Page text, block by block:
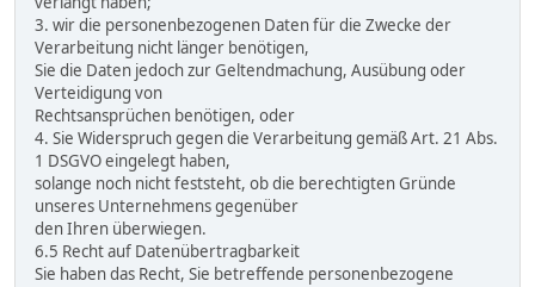
3. wir die personenbezogenen Daten für die Zwecke der
Verarbeitung nicht länger benötigen,
Sie die Daten jedoch zur Geltendmachung, Ausübung oder
Verteidigung von
Rechtsansprüchen benötigen, oder
4. Sie Widerspruch gegen die Verarbeitung gemäß Art. 21 Abs.
1 DSGVO eingelegt haben,
solange noch nicht feststeht, ob die berechtigten Gründe
unseres Unternehmens gegenüber
den Ihren überwiegen.
6.5 Recht auf Datenübertragbarkeit
Sie haben das Recht, Sie betreffende personenbezogene